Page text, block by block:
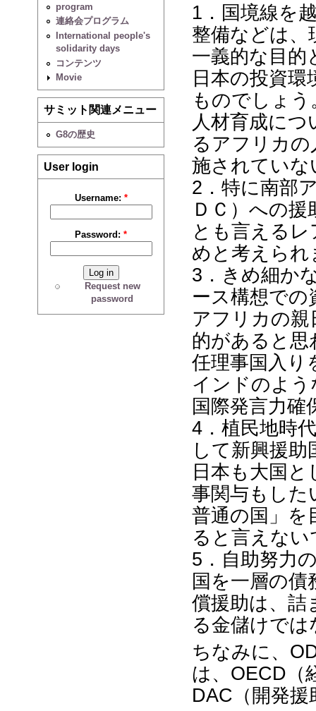
program
連絡会プログラム
International people's
solidarity days
コンテンツ
Movie
サミット関連メニュー
G8の歴史
User login
Username: *
Password:*
Request new
password
1．国境線を
整備などは、
一義的な目的
日本の投資
ものでしょ
人材育成に
るアフリカ
施されてい
2．特に南部
ＤＣ）への
とも言える
めと考えられ
3．きめ細か
ース構想での
アフリカの親
的があると思
任理事国入り
インドのよ
国際発言力確
4．植民地時
して新興援
日本も大国
事関与もした
普通の国」を
ると言えな
5．自助努力
国を一層の
償援助は、詰
る金儲けで
ちなみに、
は、OECD（
DAC（開発